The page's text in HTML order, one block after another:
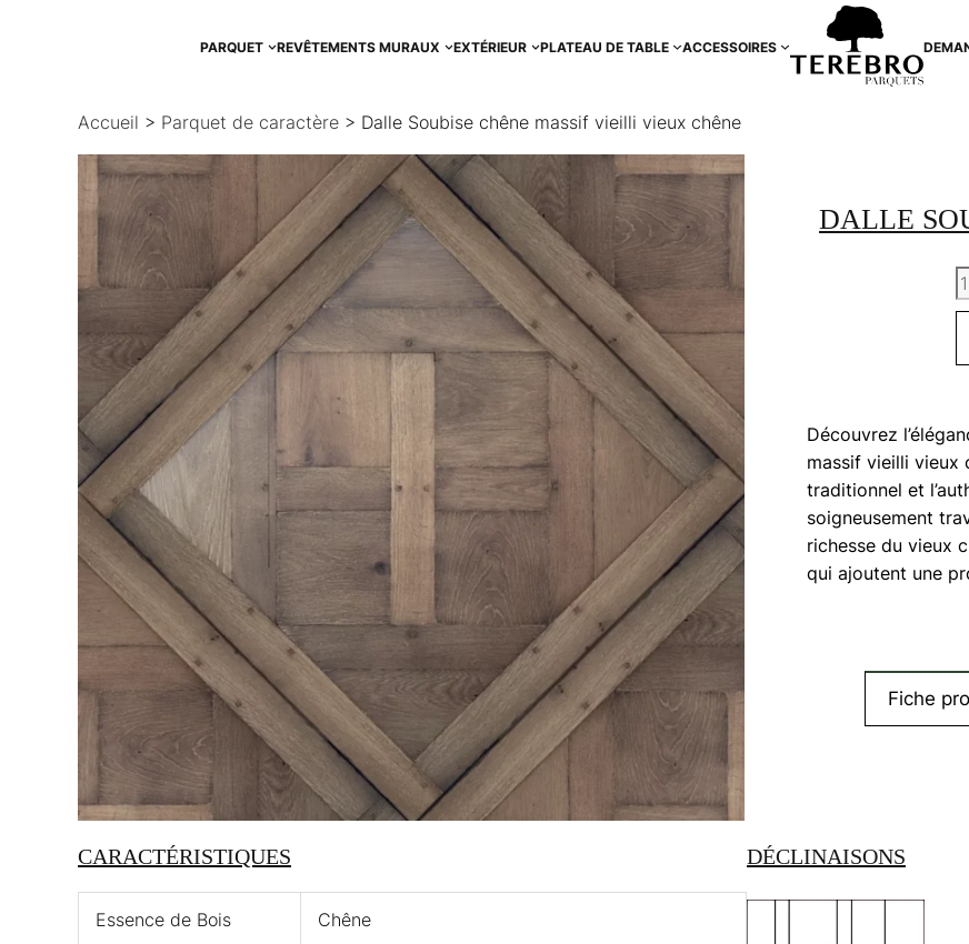
PARQUET REVÊTEMENTS MURAUX EXTÉRIEUR PLATEAU DE TABLE ACCESSOIRES
Accueil > Parquet de caractère > Dalle Soubise chêne massif vieilli vieux chêne
DALLE
Découvrez
massif vieilli vieux
traditionnel et
soigneusement
richesse du vieux
qui ajoutent une
Fiche
CARACTÉRISTIQUES
Essence de Bois Chêne
DÉCLINAISONS